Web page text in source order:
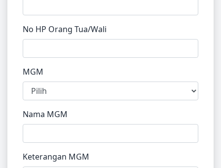
No HP Orang Tua/Wali
MGM
Nama MGM
Keterangan MGM